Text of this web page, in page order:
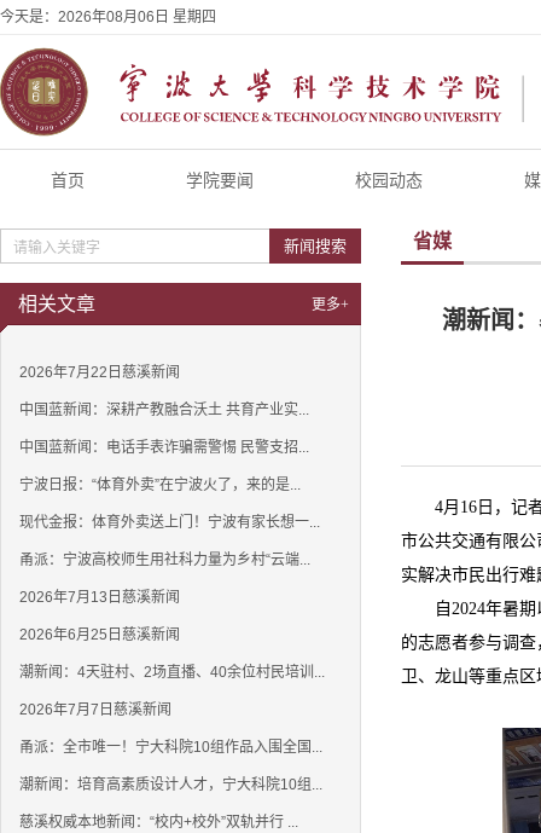
今天是： 2026年08月06日 星期四
首页 学院要闻 校园动态
新闻搜索
相关文章 更多+
2026年7月22日慈溪新闻
中国蓝新闻：深耕产教融合沃土 共育产业实...
中国蓝新闻：电话手表诈骗需警惕 民警支招...
宁波日报：“体育外卖”在宁波火了，来的是...
现代金报：体育外卖送上门！宁波有家长想一...
甬派：宁波高校师生用社科力量为乡村“云端...
2026年7月13日慈溪新闻
2026年6月25日慈溪新闻
潮新闻：4天驻村、2场直播、40余位村民培训...
2026年7月7日慈溪新闻
甬派：全市唯一！宁大科院10组作品入围全国...
潮新闻：培育高素质设计人才，宁大科院10组...
慈溪权威本地新闻：“校内+校外”双轨并行 ...
省媒
潮新闻
4月16日，记
市公共交通有限
实解决市民出行
自2024年暑
的志愿者参与调
卫、龙山等重点